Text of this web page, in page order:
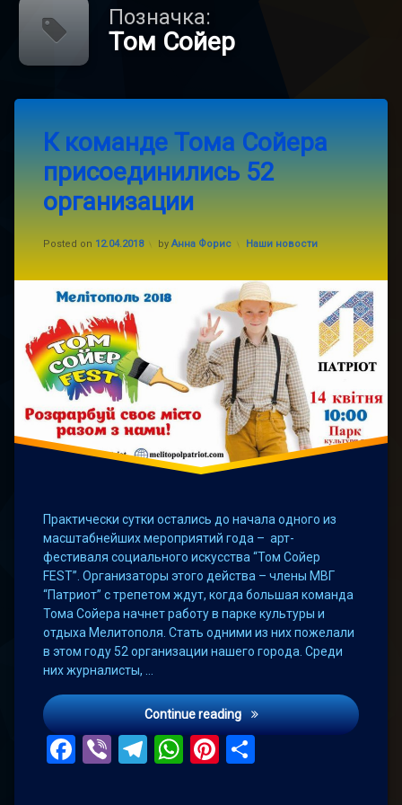
Позначка:
Том Сойер
К команде Тома Сойера
присоединились 52
организации
Posted on 12.04.2018 by Анна Форис Categories:
Наши новости
Практически сутки остались до начала одного из
масштабнейших мероприятий года – арт-
фестиваля социального искусства “Том Сойер
FEST”. Организаторы этого действа – члены МВГ
“Патриот” с трепетом ждут, когда большая команда
Тома Сойера начнет работу в парке культуры и
отдыха Мелитополя. Стать одними из них пожелали
в этом году 52 организации нашего города. Среди
них журналисты, …
Continue readingК команде Тома Сойера
Facebook
ViberTelegram
WhatsApp
Pinterest
патриот
Том
Сойер
a
Comment
on
К
команде
Тома
присоединились
организации